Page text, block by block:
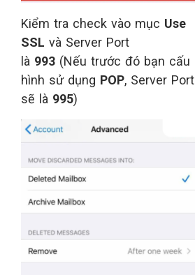
Kiểm tra check vào mục Use
SSL và Server Port
là 993 (Nếu trước đó bạn cấu
hình sử dụng POP, Server Port
sẽ là 995)